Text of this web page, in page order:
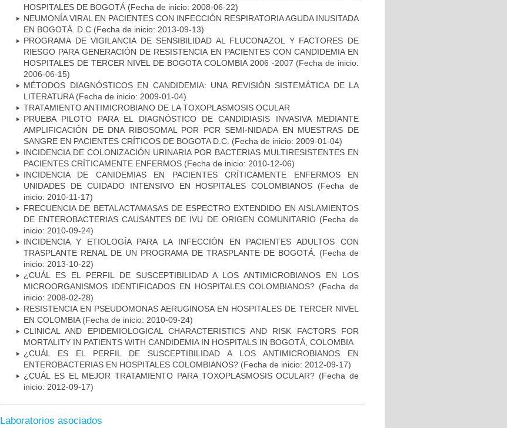
HOSPITALES DE BOGOTÁ (Fecha de inicio: 2008-06-22)
NEUMONÍA VIRAL EN PACIENTES CON INFECCIÓN RESPIRATORIA AGUDA INUSITADA
EN BOGOTÁ. D.C (Fecha de inicio: 2013-09-13)
PROGRAMA DE VIGILANCIA DE SENSIBILIDAD AL FLUCONAZOL Y FACTORES DE
RIESGO PARA GENERACIÓN DE RESISTENCIA EN PACIENTES CON CANDIDEMIA EN
HOSPITALES DE TERCER NIVEL DE BOGOTA COLOMBIA 2006 -2007 (Fecha de inicio:
2006-06-15)
MÉTODOS DIAGNÓSTICOS EN CANDIDEMIA: UNA REVISIÓN SISTEMÁTICA DE LA
LITERATURA(Fecha de inicio: 2009-01-04)
TRATAMIENTO ANTIMICROBIANO DE LA TOXOPLASMOSIS OCULAR
PRUEBA PILOTO PARA EL DIAGNÓSTICO DE CANDIDIASIS INVASIVA MEDIANTE
AMPLIFICACIÓN DE DNA RIBOSOMAL POR PCR SEMI-NIDADA EN MUESTRAS DE
SANGRE EN PACIENTES CRÍTICOS DE BOGOTA D.C. (Fecha de inicio: 2009-01-04)
INCIDENCIA DE COLONIZACIÓN URINARIA POR BACTERIAS MULTIRESISTENTES EN
PACIENTES CRÍTICAMENTE ENFERMOS (Fecha de inicio: 2010-12-06)
INCIDENCIA DE CANIDEMIAS EN PACIENTES CRÍTICAMENTE ENFERMOS EN
UNIDADES DE CUIDADO INTENSIVO EN HOSPITALES COLOMBIANOS (Fecha de
inicio: 2010-11-17)
FRECUENCIA DE BETALACTAMASAS DE ESPECTRO EXTENDIDO EN AISLAMIENTOS
DE ENTEROBACTERIAS CAUSANTES DE IVU DE ORIGEN COMUNITARIO(Fecha de
inicio: 2010-09-24)
INCIDENCIA Y ETIOLOGÍA PARA LA INFECCIÓN EN PACIENTES ADULTOS CON
TRASPLANTE RENAL DE UN PROGRAMA DE TRASPLANTE DE BOGOTÁ.
(Fecha de
inicio: 2013-10-22)
¿CUÁL ES EL PERFIL DE SUSCEPTIBILIDAD A LOS ANTIMICROBIANOS EN LOS
MICROORGANISMOS IDENTIFICADOS EN HOSPITALES COLOMBIANOS? (Fecha de
inicio: 2008-02-28)
RESISTENCIA EN PSEUDOMONAS AERUGINOSA EN HOSPITALES DE TERCER NIVEL
EN COLOMBIA (Fecha de inicio: 2010-09-24)
CLINICAL AND EPIDEMIOLOGICAL CHARACTERISTICS AND RISK FACTORS FOR
MORTALITY IN PATIENTS WITH CANDIDEMIA IN HOSPITALS IN BOGOTÁ, COLOMBIA
¿CUÁL ES EL PERFIL DE SUSCEPTIBILIDAD A LOS ANTIMICROBIANOS EN
ENTEROBACTERIAS EN HOSPITALES COLOMBIANOS? (Fecha de inicio: 2012-09-17)
¿CUÁL ES EL MEJOR TRATAMIENTO PARA TOXOPLASMOSIS OCULAR? (Fecha de
inicio: 2012-09-17)
Laboratorios asociados